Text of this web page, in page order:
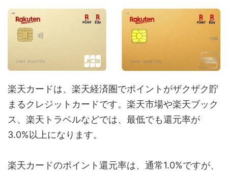
楽天カードは、楽天経済圏でポイントがザクザク貯
まるクレジットカードです。楽天市場や楽天ブック
ス、楽天トラベルなどでは、最低でも還元率が
3.0%以上になります。
楽天カードのポイント還元率は、通常1.0%ですが、